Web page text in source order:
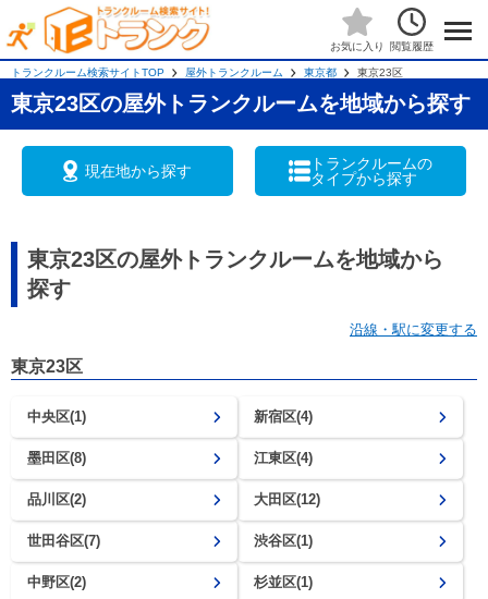
お気に入り 閲覧履歴
トランクルーム検索サイトTOP 屋外トランクルーム 東京都 東京23区
東京23区の屋外トランクルームを地域から探す
現在地から探す
トランクルームの
タイプから探す
東京23区の屋外トランクルームを地域から
探す
沿線・駅に変更する
東京23区
中央区(1) 新宿区(4)
墨田区(8) 江東区(4)
品川区(2) 大田区(12)
世田谷区(7) 渋谷区(1)
中野区(2) 杉並区(1)